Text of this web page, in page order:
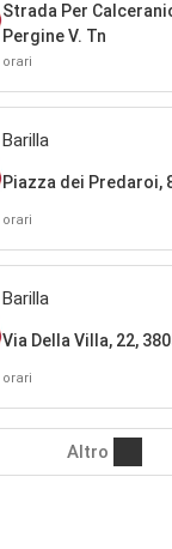
Strada Per
Pergine V. Tn
orari
Barilla
Piazza dei Predaroi,
orari
Barilla
Via Della Villa, 22,
orari
Altro